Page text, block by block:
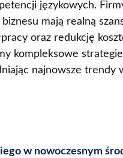
językowych.
mają realną
oraz redukcję
kompleksowe
najnowsze
w nowoczesnym